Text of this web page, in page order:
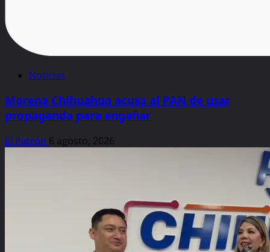
Noticias
Morena Chihuahua acusa al PAN de usar
propaganda para engañar
El Patrón 6 agosto, 2026